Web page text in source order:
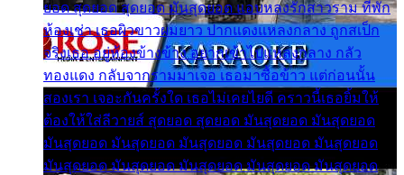
ยอด สุดยอด สุดยอด มันสุดยอด แอบหลงรักสาวราม ที่พัก
ห้องเช่า เธอผิวขาวผมยาว ปากแดงแหลงกลาง ถูกสเป็ก
จริงเธอ อยู่ห้องข้างข้าง อยากเข้าไปแหลงกลาง กลัว
ทองแดง กลับจากรามมาเจอ เธอมาซื้อข้าว แต่ก่อนนั้น
สองเรา เจอะกันครั้งใด เธอไม่เคยไยดี คราวนี้เธอยิ้มให้
ต้องให้ใส่ลีวายส์ สุดยอด สุดยอด มันสุดยอด มันสุดยอด
มันสุดยอด มันสุดยอด มันสุดยอด มันสุดยอด มันสุดยอด
มันสุดยอด มันสุดยอด มันสุดยอด มันสุดยอด มันสุดยอด